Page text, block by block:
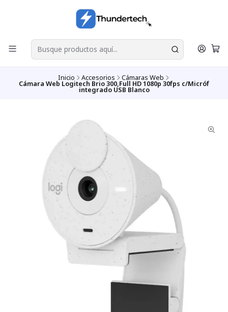
Inicio Accesorios Cámaras Web
Cámara Web Logitech Brio 300,Full HD 1080p 30fps c/Micróf
integrado USB Blanco